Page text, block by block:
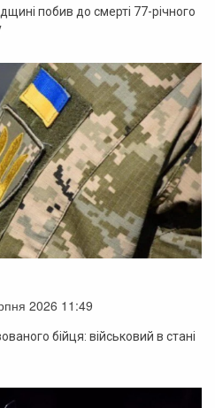
побив до смерті 77-річного
2026 11:49
бійця: військовий в стані